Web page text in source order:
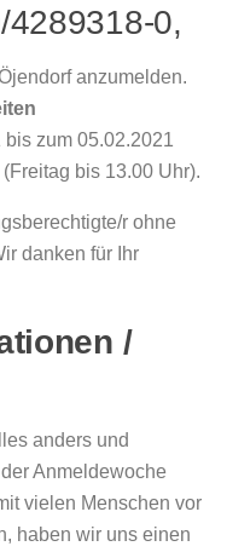
4289318-0,
anzumelden.
zum 05.02.2021
bis 13.00 Uhr).
r ohne
danken für Ihr
/
anders und
Anmeldewoche
vielen Menschen vor
haben wir uns einen